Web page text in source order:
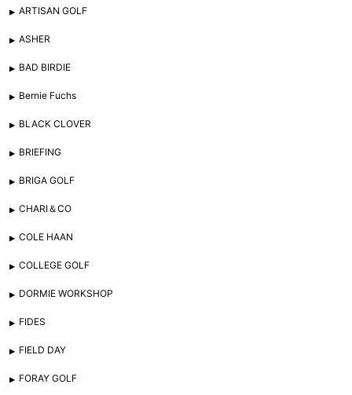
ARTISAN GOLF
ASHER
BAD BIRDIE
Bernie Fuchs
BLACK CLOVER
BRIEFING
BRIGA GOLF
CHARI＆CO
COLE HAAN
COLLEGE GOLF
DORMIE WORKSHOP
FIDES
FIELD DAY
FORAY GOLF